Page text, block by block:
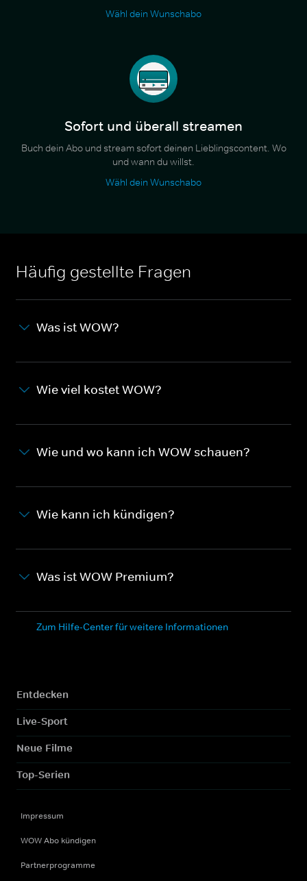
Wähl dein Wunschabo
Sofort und überall streamen
Buch dein Abo und stream sofort deinen Lieblingscontent. Wo
und wann du willst.
Wähl dein Wunschabo
Häufig gestellte Fragen
Was ist WOW?
Wie viel kostet WOW?
Wie und wo kann ich WOW schauen?
Wie kann ich kündigen?
Was ist WOW Premium?
Zum Hilfe-Center für weitere Informationen
Entdecken
Live-Sport
Neue Filme
Top-Serien
Impressum
WOW Abo kündigen
Partnerprogramme